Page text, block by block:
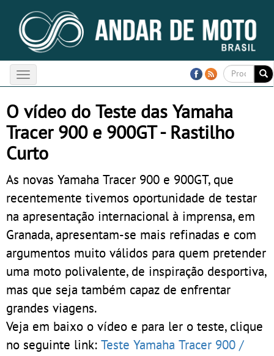
Toggle
navigation
O vídeo do Teste das Yamaha
Tracer 900 e 900GT - Rastilho
Curto
As novas Yamaha Tracer 900 e 900GT, que
recentemente tivemos oportunidade de testar
na apresentação internacional à imprensa, em
Granada, apresentam-se mais refinadas e com
argumentos muito válidos para quem pretender
uma moto polivalente, de inspiração desportiva,
mas que seja também capaz de enfrentar
grandes viagens.
Veja em baixo o vídeo e para ler o teste, clique
no seguinte link: Teste Yamaha Tracer 900 /